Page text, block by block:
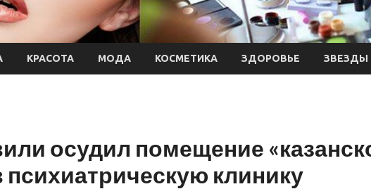
КРАСОТА МОДА КОСМЕТИКА ЗДОРОВЬЕ ЗВЕЗДЫ
осудил помещение
психиатрическую клинику